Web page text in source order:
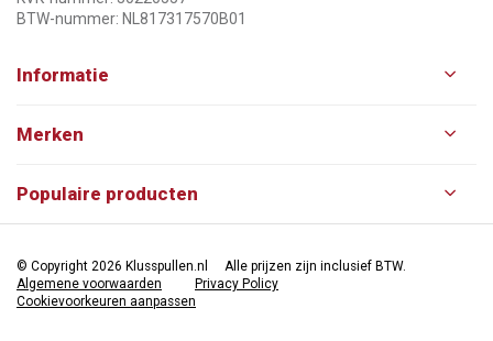
BTW-nummer: NL817317570B01
Informatie
Merken
Populaire producten
© Copyright 2026 Klusspullen.nl
Alle prijzen zijn inclusief BTW.
Algemene voorwaarden
Privacy Policy
Cookievoorkeuren aanpassen